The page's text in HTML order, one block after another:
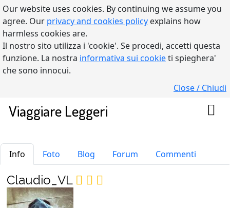
Our website uses cookies. By continuing we assume you
agree. Our privacy and cookies policy explains how
harmless cookies are.
Il nostro sito utilizza i 'cookie'. Se procedi, accetti questa
funzione. La nostra informativa sui cookieti spieghera'
che sono innocui.
Close / Chiudi
Viaggiare Leggeri
Info Foto Blog Forum Commenti
Claudio_VL